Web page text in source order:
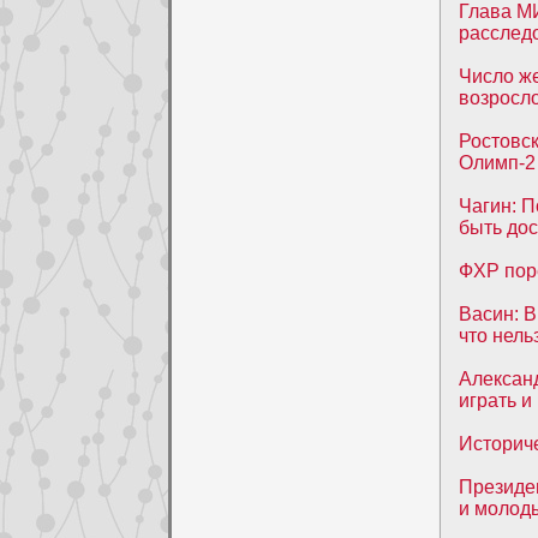
Глава
Число
Олимп-2
Чагин:
быть
ФХР
Васин:
что
играть
и